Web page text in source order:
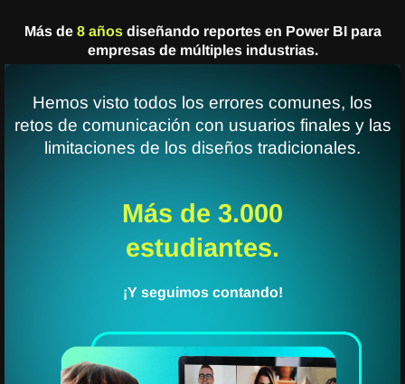
Más de 8 años diseñando reportes en Power BI para
empresas de múltiples industrias.
Hemos visto todos los errores comunes, los
retos de comunicación con usuarios finales y las
limitaciones de los diseños tradicionales.
Más de 3.000
estudiantes.
¡Y seguimos contando!